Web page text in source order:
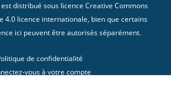
distribué sous licence Creative Commons
4.0 licence internationale , bien que certains
ici peuvent être autorisés séparément.
de confidentialité
vous à votre compte